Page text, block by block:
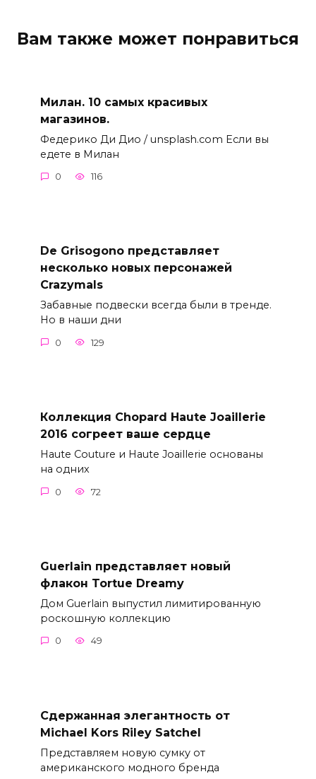
Вам также может понравиться
Милан. 10 самых красивых
магазинов.
Федерико Ди Дио / unsplash.com Если вы
едете в Милан
0 116
De Grisogono представляет
несколько новых персонажей
Crazymals
Забавные подвески всегда были в тренде.
Но в наши дни
0 129
Коллекция Chopard Haute Joaillerie
2016 согреет ваше сердце
Haute Couture и Haute Joaillerie основаны
на одних
0 72
Guerlain представляет новый
флакон Tortue Dreamy
Дом Guerlain выпустил лимитированную
роскошную коллекцию
0 49
Сдержанная элегантность от
Michael Kors Riley Satchel
Представляем новую сумку от
американского модного бренда